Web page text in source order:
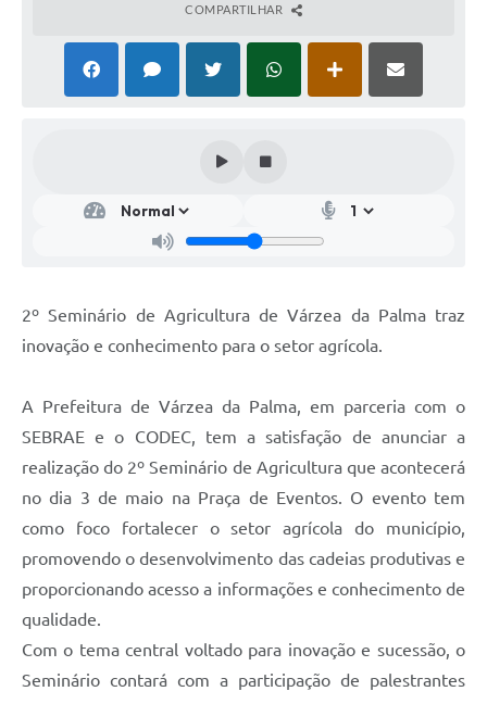
COMPARTILHAR
2º Seminário de Agricultura de Várzea da Palma traz
inovação e conhecimento para o setor agrícola.
A Prefeitura de Várzea da Palma, em parceria com o
SEBRAE e o CODEC, tem a satisfação de anunciar a
realização do 2º Seminário de Agricultura que acontecerá
no dia 3 de maio na Praça de Eventos. O evento tem
como foco fortalecer o setor agrícola do município,
promovendo o desenvolvimento das cadeias produtivas e
proporcionando acesso a informações e conhecimento de
qualidade.
Com o tema central voltado para inovação e sucessão, o
Seminário contará com a participação de palestrantes